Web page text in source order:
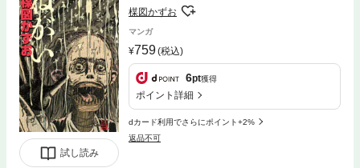
試し読み
楳図かずお
マンガ
759(税込)
6pt獲得
ポイント詳細
dカード利用でさらにポイント+2%
返品不可